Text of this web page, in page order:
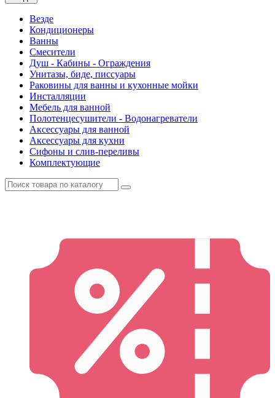
Везде
Кондиционеры
Ванны
Смесители
Душ - Кабины - Ограждения
Унитазы, биде, писсуары
Раковины для ванны и кухонные мойки
Инсталляции
Мебель для ванной
Полотенцесушители - Водонагреватели
Аксессуары для ванной
Аксессуары для кухни
Сифоны и слив-переливы
Комплектующие